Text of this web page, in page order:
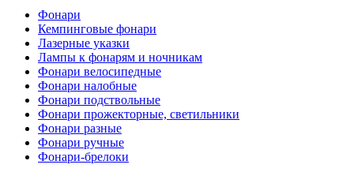
Фонари
Кемпинговые фонари
Лазерные указки
Лампы к фонарям и ночникам
Фонари велосипедные
Фонари налобные
Фонари подствольные
Фонари прожекторные, светильники
Фонари разные
Фонари ручные
Фонари-брелоки